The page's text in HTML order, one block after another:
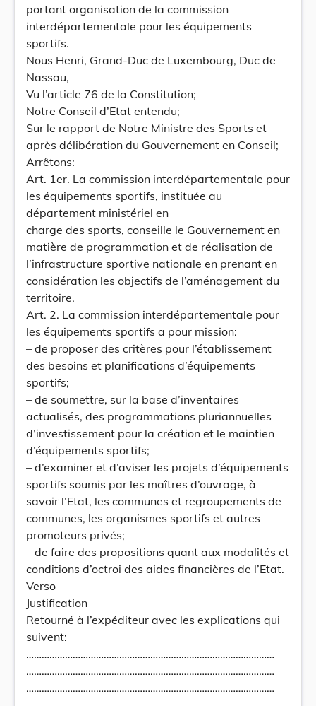
portant organisation de la commission
interdépartementale pour les équipements
sportifs.
Nous Henri, Grand-Duc de Luxembourg, Duc de
Nassau,
Vu l’article 76 de la Constitution;
Notre Conseil d’Etat entendu;
Sur le rapport de Notre Ministre des Sports et
après délibération du Gouvernement en Conseil;
Arrêtons:
Art. 1er. La commission interdépartementale pour
les équipements sportifs, instituée au
département ministériel en
charge des sports, conseille le Gouvernement en
matière de programmation et de réalisation de
l’infrastructure sportive nationale en prenant en
considération les objectifs de l’aménagement du
territoire.
Art. 2. La commission interdépartementale pour
les équipements sportifs a pour mission:
– de proposer des critères pour l’établissement
des besoins et planifications d’équipements
sportifs;
– de soumettre, sur la base d’inventaires
actualisés, des programmations pluriannuelles
d’investissement pour la création et le maintien
d’équipements sportifs;
– d’examiner et d’aviser les projets d’équipements
sportifs soumis par les maîtres d’ouvrage, à
savoir l’Etat, les communes et regroupements de
communes, les organismes sportifs et autres
promoteurs privés;
– de faire des propositions quant aux modalités et
conditions d’octroi des aides financières de l’Etat.
Verso
Justification
Retourné à l’expéditeur avec les explications qui
suivent:
……………………………………………………………………………………
……………………………………………………………………………………
……………………………………………………………………………………